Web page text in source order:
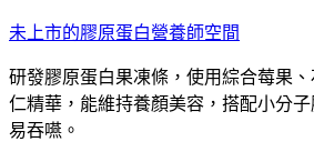
跳
主
要
內
未上市的膠原蛋白營養師空間
研發膠原蛋白果凍條，使用綜合莓果
仁精華，能維持養顏美容，搭配小分
易吞嚥。